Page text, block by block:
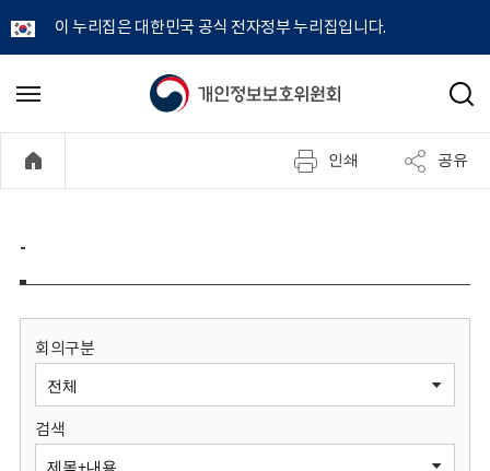
이 누리집은 대한민국 공식 전자정부 누리집입니다.
개
정
보
원
메
기
검
인쇄 공유
-
회의구분
검색